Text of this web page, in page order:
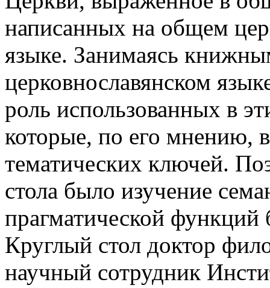
написанных на общем
языке. Занимаясь
церковнославянском
роль использованных в
которые, по его мнению,
тематических ключей.
стола было изучение
прагматической функций
Круглый стол доктор
научный сотрудник